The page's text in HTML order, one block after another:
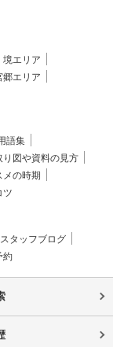
境エリア
郷エリア
語集
り図や資料の見方
メの時期
ツ
スタッフブログ
約